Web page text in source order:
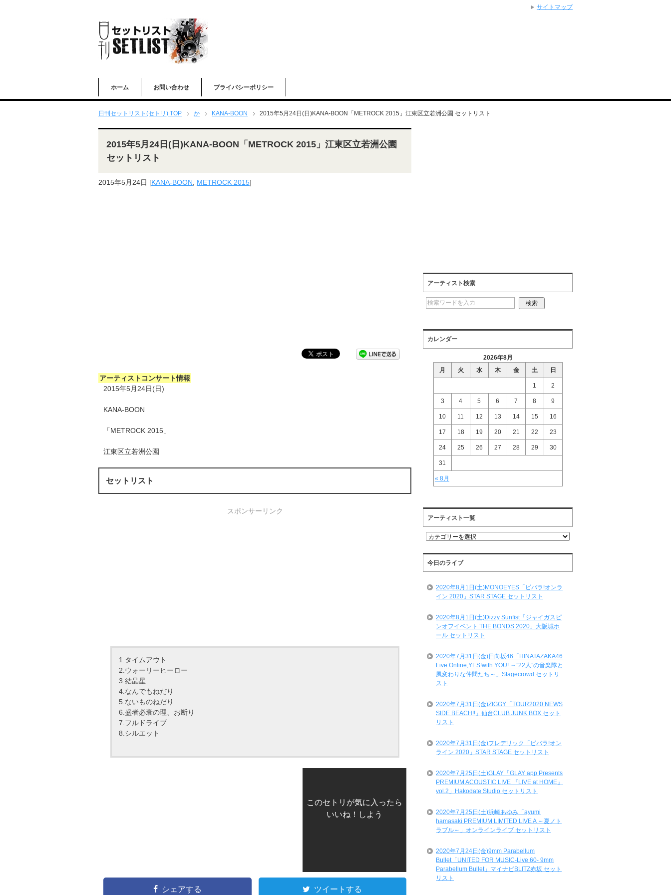
ホーム お問い合わせ プライバシーポリシー
日刊セットリスト(セトリ) TOP か KANA-BOON 2015年5月24日(日)KANA-BOON「METROCK 2015」江東区立若洲公園 セットリスト
2015年5月24日(日)KANA-BOON「METROCK 2015」江東区立若洲公園
セットリスト
2015年5月24日 [KANA-BOON METROCK 2015]
アーティストコンサート情報
2015年5月24日(日)
KANA-BOON
「METROCK 2015」
江東区立若洲公園
セットリスト
スポンサーリンク
1.タイムアウト
2.ウォーリーヒーロー
3.結晶星
4.なんでもねだり
5.ないものねだり
6.盛者必衰の理、お断り
7.フルドライブ
8.シルエット
このセトリが気に入ったら
いいね！しよう
シェアする ツイートする
アーティスト検索
カレンダー
2026年8月
月
火 水 木 金 土 日
« 8月
1 2
3 4 5 6 7 8 9
10 11 12 13 14 15 16
17 18 19 20 21 22 23
24 25 26 27 28 29 30
31
アーティスト一覧
ア
テ
ィ
ス
一
今日のライブ
2020年8月1日(土)MONOEYES「ビバラ!オンラ
イン 2020」STAR STAGE セットリスト
2020年8月1日(土)Dizzy Sunfist「ジャイガスピ
ンオフイベント THE BONDS 2020」大阪城ホ
ール セットリスト
2020年7月31日(金)日向坂46「HINATAZAKA46
Live Online,YES!with YOU! ～”22人”の音楽隊と
風変わりな仲間たち～」Stagecrowd セットリ
スト
2020年7月31日(金)ZIGGY「TOUR2020 NEWS
SIDE BEACH!!」仙台CLUB JUNK BOX セット
リスト
2020年7月31日(金)フレデリック「ビバラ!オン
ライン 2020」STAR STAGE セットリスト
2020年7月25日(土)GLAY「GLAY app Presents
PREMIUM ACOUSTIC LIVE 『LIVE at HOME』
vol.2」Hakodate Studio セットリスト
2020年7月25日(土)浜崎あゆみ「ayumi
hamasaki PREMIUM LIMITED LIVE A ～夏ノト
ラブル～」オンラインライブ セットリスト
2020年7月24日(金)9mm Parabellum
Bullet「UNITED FOR MUSIC-Live 60- 9mm
Parabellum Bullet」マイナビBLITZ赤坂 セット
リスト
サイトマップ